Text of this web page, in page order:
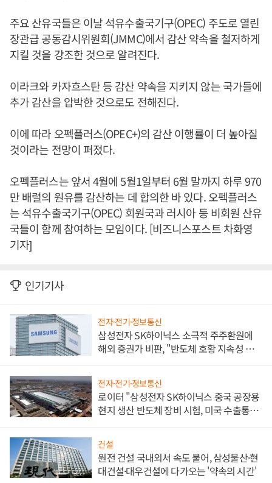
주요 산유국들은 이날 석유수출국기구(OPEC) 주도로 열린
장관급 공동감시위원회(JMMC)에서 감산 약속을 철저하게
지킬 것을 강조한 것으로 알려진다.
이라크와 카자흐스탄 등 감산 약속을 지키지 않는 국가들에
추가 감산을 압박한 것으로도 전해진다.
이에 따라 오펙플러스(OPEC+)의 감산 이행률이 더 높아질
것이라는 전망이 퍼졌다.
오펙플러스는 앞서 4월에 5월1일부터 6월 말까지 하루 970
만 배럴의 원유를 감산하는 데 합의한 바 있다. 오펙플러스
는 석유수출국기구(OPEC) 회원국과 러시아 등 비회원 산유
국들이 함께 참여하는 모임이다. [비즈니스포스트 차화영
기자]
인기기사
전자·전기·정보통신
삼성전자 SK하이닉스 소극적 주주환원에
해외 증권가 비판, "반도체 호황 지속성 의
전자·전기·정보통신
로이터 "삼성전자 SK하이닉스 중국 공장용
현지 생산 반도체 장비 시험, 미국 수출통제
건설
원전 건설 국내외서 속도 붙어, 삼성물산·현
대건설·대우건설에 다가오는 '약속의 시간'